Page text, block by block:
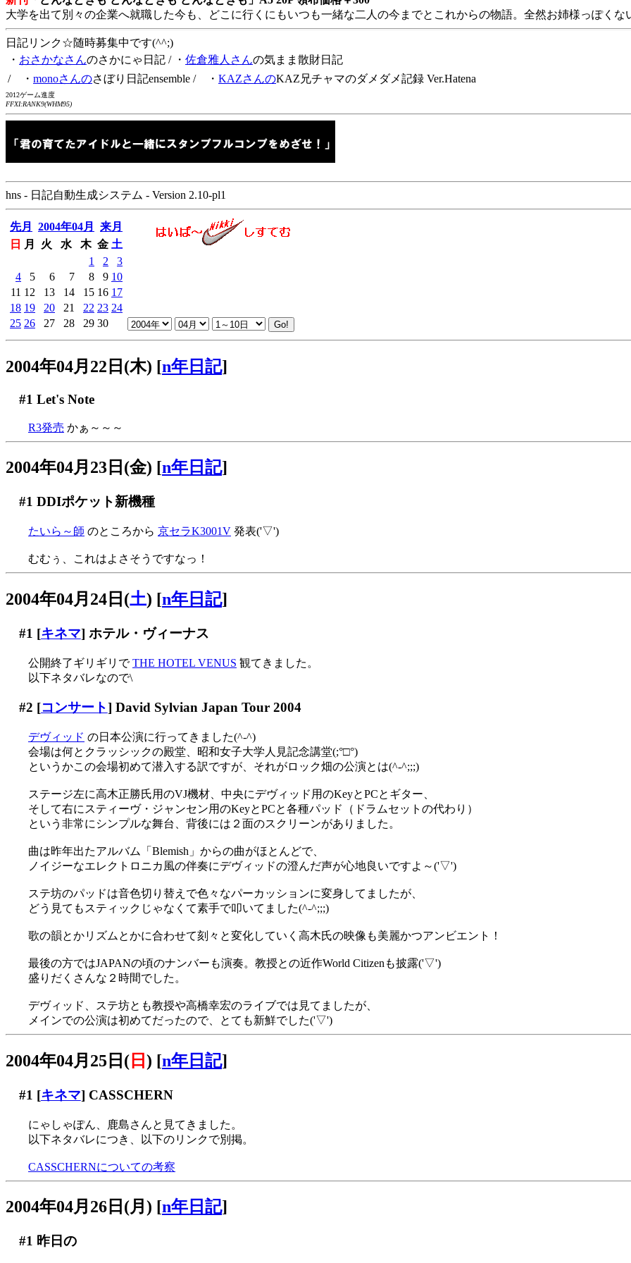
大学を出て別々の企業へ就職した今も、どこに行くにもいつも一緒な二人の今までとこれからの物語。全然お姉様っぽくな
日記リンク☆随時募集中です(^^;)
・ おさかなさんのさかにゃ日記 / ・ 佐倉雅人さんの気まま散財日記
/ ・ monoさんのさぼり日記ensemble / ・ KAZさんのKAZ兄チャマのダメダメ記録 Ver.Hatena
2012ゲーム進度
FFXI:RANK9(WHM95)
hns - 日記自動生成システム - Version 2.10-pl1
先月 2004年04月
来月
日
月 火 水 木 金 土
1
2
3
4
5 6 7 8 9 10
11 12 13 14 15 16 17
18 19 20 21 22 23 24
25 26 27 28 29 30
2004年04月22日(木) [n年日記]
#1 Let's Note
R3発売 かぁ～～～
2004年04月23日(金) [n年日記]
#1 DDIポケット新機種
たいら～師 のところから 京セラK3001V 発表('▽')
むむぅ、これはよさそうですなっ！
2004年04月24日(土) [n年日記]
#1 [キネマ] ホテル・ヴィーナス
公開終了ギリギリでTHE HOTEL VENUS 観てきました。
以下ネタバレなので\
#2 [コンサート] David Sylvian Japan Tour 2004
デヴィッド の日本公演に行ってきました(^-^)
会場は何とクラッシックの殿堂、昭和女子大学人見記念講堂(;°□°)
というかこの会場初めて潜入する訳ですが、それがロック畑の公演とは(^-^;;;)
ステージ左に高木正勝氏用のVJ機材、中央にデヴィッド用のKeyとPCとギター、
そして右にスティーヴ・ジャンセン用のKeyとPCと各種パッド（ドラムセットの代わり）
という非常にシンプルな舞台、背後には２面のスクリーンがありました。
曲は昨年出たアルバム「Blemish」からの曲がほとんどで、
ノイジーなエレクトロニカ風の伴奏にデヴィッドの澄んだ声が心地良いですよ～('▽')
ステ坊のパッドは音色切り替えで色々なパーカッションに変身してましたが、
どう見てもスティックじゃなくて素手で叩いてました(^-^;;;)
歌の韻とかリズムとかに合わせて刻々と変化していく高木氏の映像も美麗かつアンビエント！
最後の方ではJAPANの頃のナンバーも演奏。教授との近作World Citizenも披露('▽')
盛りだくさんな２時間でした。
デヴィッド、ステ坊とも教授や高橋幸宏のライブでは見てましたが、
メインでの公演は初めてだったので、とても新鮮でした('▽')
2004年04月25日( 日 ) [n年日記]
#1 [キネマ] CASSCHERN
にゃしゃぽん、鹿島さんと見てきました。
以下ネタバレにつき、以下のリンクで別掲。
CASSCHERNについての考察
2004年04月26日(月) [n年日記]
#1 昨日の